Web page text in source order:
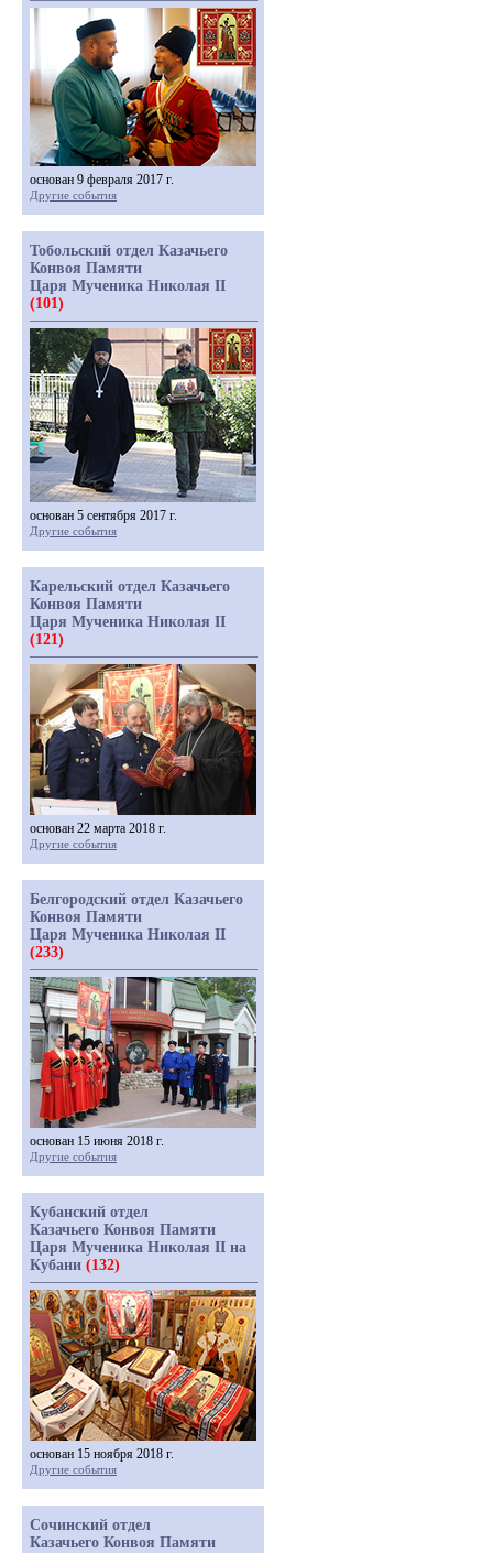
основан 9 февраля 2017 г.
Другие события
Тобольский отдел Казачьего
Конвоя Памяти
Царя Мученика Николая II
(101)
основан 5 сентября 2017 г.
Другие события
Карельский отдел Казачьего
Конвоя Памяти
Царя Мученика Николая II
(121)
основан 22 марта 2018 г.
Другие события
Белгородский отдел Казачьего
Конвоя Памяти
Царя Мученика Николая II
(233)
основан 15 июня 2018 г.
Другие события
Кубанский отдел
Казачьего Конвоя Памяти
Царя Мученика Николая II на
Кубани (132)
основан 15 ноября 2018 г.
Другие события
Сочинский отдел
Казачьего Конвоя Памяти